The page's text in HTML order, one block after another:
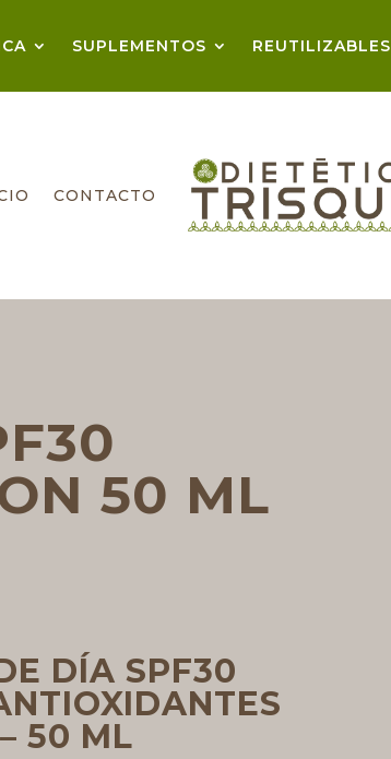
SUPLEMENTOS REUTILIZABLES
CONTACTO
50 ML
DÍA SPF30
50 ML